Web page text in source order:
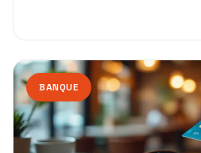
BANQUE